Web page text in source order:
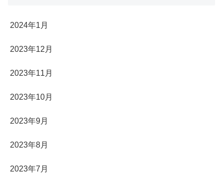
2024年1月
2023年12月
2023年11月
2023年10月
2023年9月
2023年8月
2023年7月